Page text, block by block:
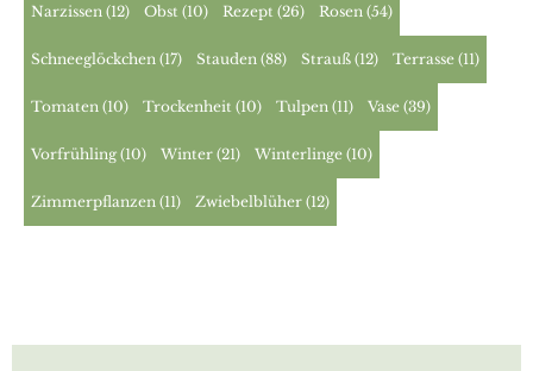
Narzissen (12) Obst (10) Rezept (26) Rosen (54)
Schneeglöckchen (17) Stauden (88) Strauß (12) Terrasse (11)
Tomaten (10) Trockenheit (10) Tulpen (11) Vase (39)
Vorfrühling (10) Winter (21) Winterlinge (10)
Zimmerpflanzen (11) Zwiebelblüher (12)